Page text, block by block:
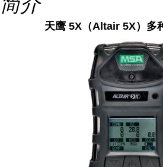
天鹰 5X（Altair 5X）多